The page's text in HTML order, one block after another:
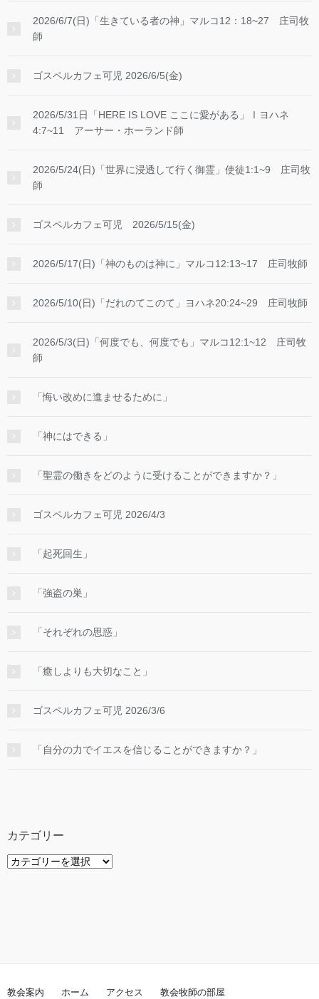
2026/6/7(日)「生きている者の神」マルコ12：18~27 庄司牧
師
ゴスペルカフェ可児 2026/6/5(金)
2026/5/31日「HERE IS LOVE ここに愛がある」Ⅰヨハネ
4:7~11 アーサー・ホーランド師
2026/5/24(日)「世界に浸透して行く御霊」使徒1:1~9 庄司牧
師
ゴスペルカフェ可児 2026/5/15(金)
2026/5/17(日)「神のものは神に」マルコ12:13~17 庄司牧師
2026/5/10(日)「だれのてこのて」ヨハネ20:24~29 庄司牧師
2026/5/3(日)「何度でも、何度でも」マルコ12:1~12 庄司牧
師
「悔い改めに進ませるために」
「神にはできる」
「聖霊の働きをどのように受けることができますか？」
ゴスペルカフェ可児 2026/4/3
「起死回生」
「強盗の巣」
「それぞれの思惑」
「癒しよりも大切なこと」
ゴスペルカフェ可児 2026/3/6
「自分の力でイエスを信じることができますか？」
カテゴリー
カ
教会案内 ホーム アクセス 教会牧師の部屋